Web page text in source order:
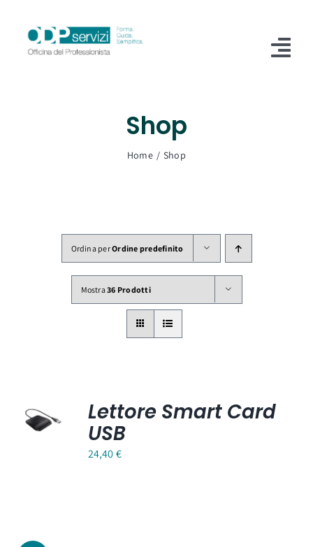
contenuto
Shop
Home Shop
Ordina perOrdine predefinito
Mostra36 Prodotti
Lettore Smart Card
USB
24,40€